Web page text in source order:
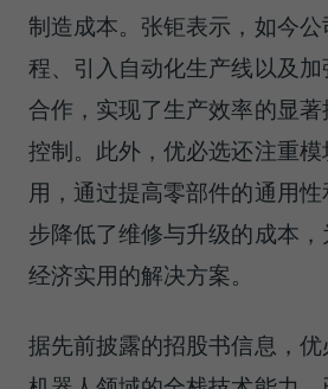
制造成本。张钜表示，如今
程、引入自动化生产线以及
合作，实现了生产效率的显
控制。此外，优必选还注重
用，通过提高零部件的通用
步降低了维修与升级的成本
经济实用的解决方案。
据先前披露的招股书信息，